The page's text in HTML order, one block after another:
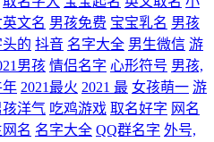
英文名 男孩免费 宝宝乳名 男孩
的 抖音 名字大全 男生微信 游
男孩 情侣名字 心形符号 男孩,
年 2021最火 2021 最 女孩萌一 游
孩洋气 吃鸡游戏 取名好字 网名
名 名字大全 QQ群名字 外号,